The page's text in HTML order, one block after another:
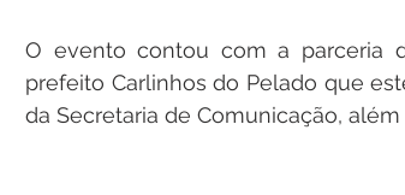
O evento contou com a parceria
prefeito Carlinhos do Pelado que
da Secretaria de Comunicação,